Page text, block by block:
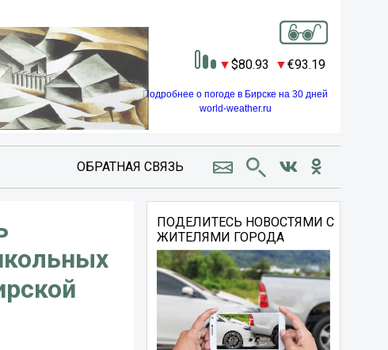
80.93 93.19
Подробнее о погоде в Бирске на 30 дней
world-weather.ru
ОБРАТНАЯ СВЯЗЬ
ПОДЕЛИТЕСЬ НОВОСТЯМИ С
ЖИТЕЛЯМИ ГОРОДА